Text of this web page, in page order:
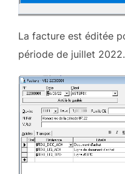
La facture est éditée
période de juillet 2022.